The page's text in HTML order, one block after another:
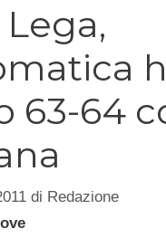
63-64
di Redazione